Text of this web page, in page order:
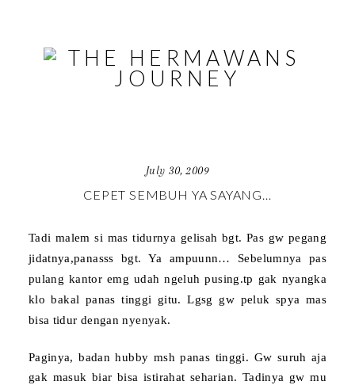
July 30, 2009
CEPET SEMBUH YA SAYANG…
Tadi malem si mas tidurnya gelisah bgt. Pas gw pegang
jidatnya,panasss bgt. Ya ampuunn… Sebelumnya pas
pulang kantor emg udah ngeluh pusing.tp gak nyangka
klo bakal panas tinggi gitu. Lgsg gw peluk spya mas
bisa tidur dengan nyenyak.
Paginya, badan hubby msh panas tinggi. Gw suruh aja
gak masuk biar bisa istirahat seharian. Tadinya gw mu